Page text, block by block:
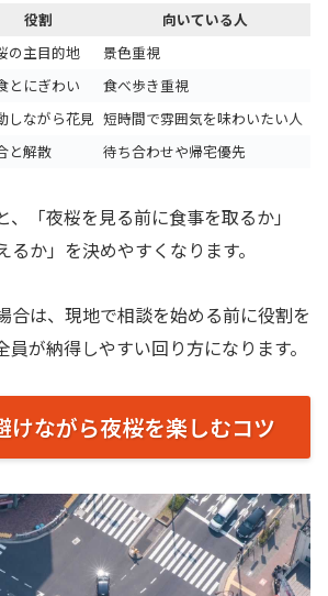
役割
向いている人
の主目的地
景色重視
とにぎわい
食べ歩き重視
しながら花見 短時間で雰囲気を味わいたい人
と解散 待ち合わせや帰宅優先
、「夜桜を見る前に食事を取るか」
るか」を決めやすくなります。
合は、現地で相談を始める前に役割を
が納得しやすい回り方になります。
けながら夜桜を楽しむコツ